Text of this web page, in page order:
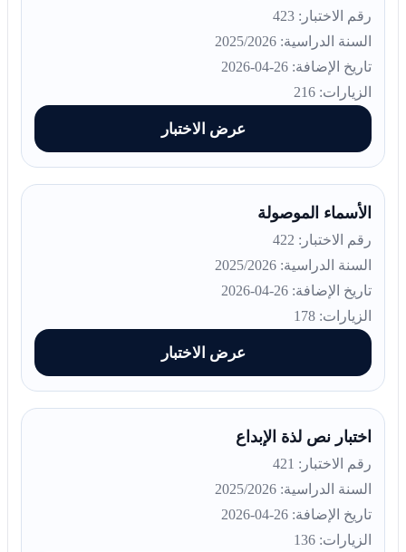
رقم الاختبار: 423
السنة الدراسية: 2025/2026
تاريخ الإضافة: 26-04-2026
الزيارات: 216
عرض الاختبار
الأسماء الموصولة
رقم الاختبار: 422
السنة الدراسية: 2025/2026
تاريخ الإضافة: 26-04-2026
الزيارات: 178
عرض الاختبار
اختبار نص لذة الإبداع
رقم الاختبار: 421
السنة الدراسية: 2025/2026
تاريخ الإضافة: 26-04-2026
الزيارات: 136